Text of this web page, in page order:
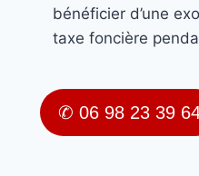
bénéficier d’une
taxe foncière
✆ 06 98 23 39